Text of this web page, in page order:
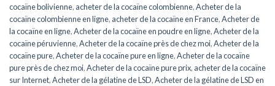
cocaïne bolivienne, acheter de la cocaïne colombienne,Acheter de la
cocaïne colombienne en ligne, acheter de la cocaïne en France,Acheter de
la cocaïne en ligne,Acheter de la cocaïne en poudre en ligne,Acheter de la
cocaïne péruvienne,Acheter de la cocaïne près de chez moi,Acheter de la
cocaïne pure,Acheter de la cocaïne pure en ligne,Acheter de la cocaïne
pure près de chez moi,Acheter de la cocaïne pure prix, acheter de la cocaïne
sur Internet,Acheter de la gélatine de LSD,Acheter de la gélatine de LSD en